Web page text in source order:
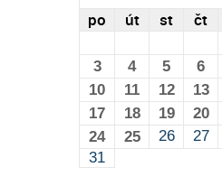
po út st čt
3
4 5 6
10
11 12 13
17
18 19 20
24
25 26 27
31